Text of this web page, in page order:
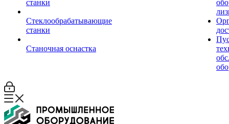
станки
Стеклообрабатывающие
станки
Станочная оснастка